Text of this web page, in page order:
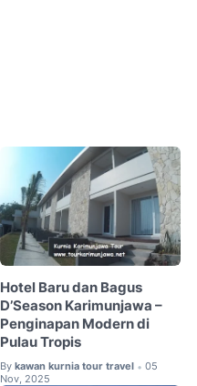
Hotel Baru dan Bagus
D’Season Karimunjawa –
Penginapan Modern di
Pulau Tropis
By kawan kurnia tour travel • 05
Nov, 2025